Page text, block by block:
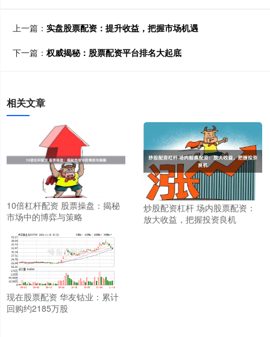
上一篇： 实盘股票配资：提升收益，把握市场机遇
下一篇： 权威揭秘：股票配资平台排名大起底
相关文章
10倍杠杆配资 股票操盘：揭秘
市场中的博弈与策略
炒股配资杠杆 场内股票配资：
放大收益，把握投资良机
现在股票配资 华友钴业：累计
回购约2185万股